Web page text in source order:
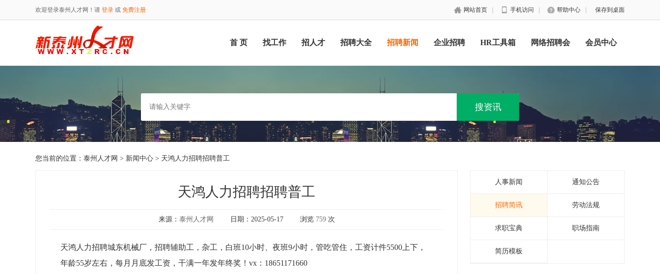
欢迎登录泰州人才网！请 登录 或 免费注册 网站首页 手机访问 帮助中心 保存到桌面
首 页 找工作 招人才 招聘大全 招聘新闻 企业招聘 HR工具箱 网络招聘会 会员中心
您当前的位置： 泰州人才网 > 新闻中心 > 天鸿人力招聘招聘普工
天鸿人力招聘招聘普工
来源： 泰州人才网 日期：2025-05-17 浏览 759次
天鸿人力招聘城东机械厂，招聘辅助工，杂工，白班10小时、夜班9小时，管吃管住，工资计件5500上下，
年龄55岁左右，每月月底发工资，干满一年发年终奖！vx：18651171660
人事新闻 通知公告
招聘简讯 劳动法规
求职宝典 职场指南
简历模板